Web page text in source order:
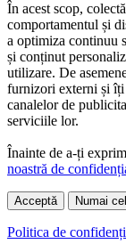
În acest scop,
comportamentul și
a optimiza continuu
și conținut
utilizare. De
furnizori externi și îți
canalelor de
serviciile lor.
Înainte de a-ți
noastră de
Acceptă Numai
Politica de